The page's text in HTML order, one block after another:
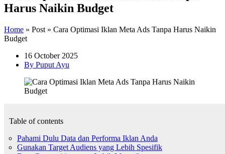
Harus Naikin Budget
Home » Post » Cara Optimasi Iklan Meta Ads Tanpa Harus Naikin
Budget
16 October 2025
By Puput Ayu
Table of contents
Pahami Dulu Data dan Performa Iklan Anda
Gunakan Target Audiens yang Lebih Spesifik